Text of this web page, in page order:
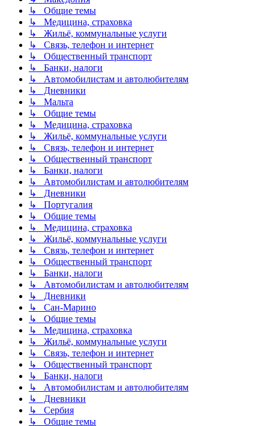
↳ Общие темы
↳ Медицина, страховка
↳ Жильё, коммунальные услуги
↳ Связь, телефон и интернет
↳ Общественный транспорт
↳ Банки, налоги
↳ Автомобилистам и автолюбителям
↳ Дневники
↳ Мальта
↳ Общие темы
↳ Медицина, страховка
↳ Жильё, коммунальные услуги
↳ Связь, телефон и интернет
↳ Общественный транспорт
↳ Банки, налоги
↳ Автомобилистам и автолюбителям
↳ Дневники
↳ Португалия
↳ Общие темы
↳ Медицина, страховка
↳ Жильё, коммунальные услуги
↳ Связь, телефон и интернет
↳ Общественный транспорт
↳ Банки, налоги
↳ Автомобилистам и автолюбителям
↳ Дневники
↳ Сан-Марино
↳ Общие темы
↳ Медицина, страховка
↳ Жильё, коммунальные услуги
↳ Связь, телефон и интернет
↳ Общественный транспорт
↳ Банки, налоги
↳ Автомобилистам и автолюбителям
↳ Дневники
↳ Сербия
↳ Общие темы